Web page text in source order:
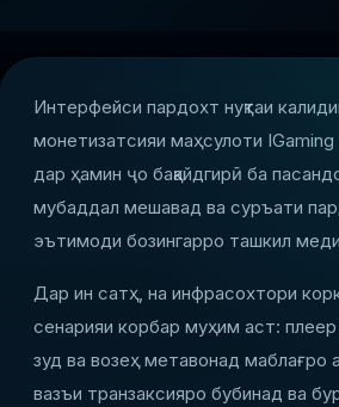
Интерфейси пардохт нуқтаи
монетизатсияи маҳсулоти
дар ҳамин ҷо бақайдгирӣ ба
мубаддал мешавад ва суръати
эътимоди бозингарро ташкил
Дар ин сатҳ, на инфрасохтори
сенарияи корбар муҳим аст:
зуд ва возеҳ метавонад маблағро
вазъи транзаксияро бубинад ва